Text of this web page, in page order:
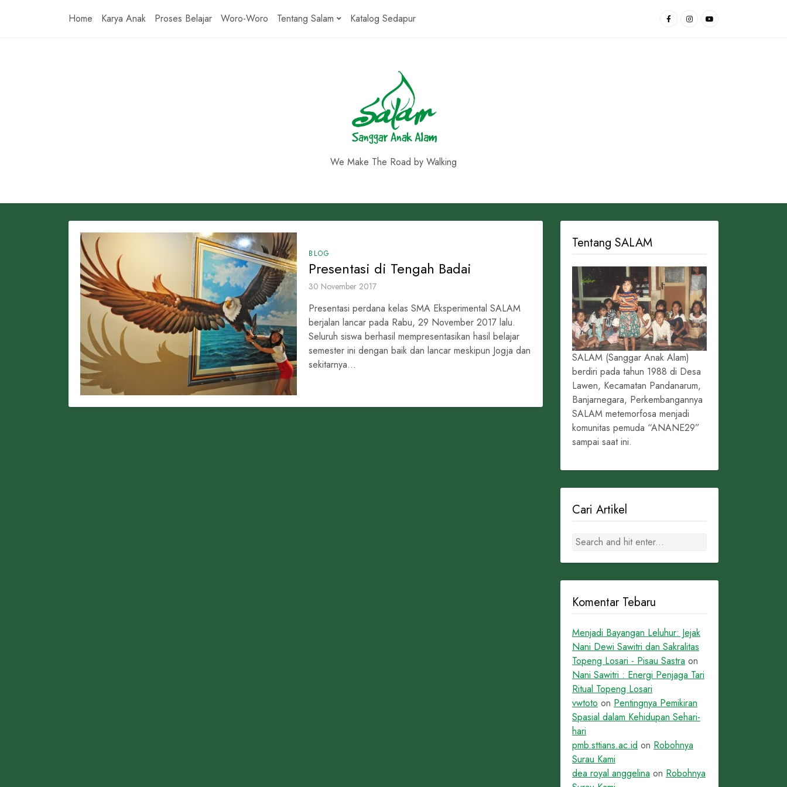
Home Karya Anak Proses Belajar Woro-Woro Tentang Salam Katalog Sedapur
We Make The Road by Walking
BLOG
Presentasi di Tengah Badai
30 November 2017
Presentasi perdana kelas SMA Eksperimental SALAM
berjalan lancar pada Rabu, 29 November 2017 lalu.
Seluruh siswa berhasil mempresentasikan hasil belajar
semester ini dengan baik dan lancar meskipun Jogja dan
sekitarnya...
Tentang SALAM
SALAM (Sanggar Anak Alam)
berdiri pada tahun 1988 di Desa
Lawen, Kecamatan Pandanarum,
Banjarnegara, Perkembangannya
SALAM metemorfosa menjadi
komunitas pemuda “ANANE29”
sampai saat ini.
Cari Artikel
Komentar Tebaru
Menjadi Bayangan Leluhur: Jejak
Nani Dewi Sawitri dan Sakralitas
Topeng Losari - Pisau Sastra on
Nani Sawitri : Energi Penjaga Tari
Ritual Topeng Losari
vwtoto on Pentingnya Pemikiran
Spasial dalam Kehidupan Sehari-
hari
pmb.sttians.ac.id on Robohnya
Surau Kami
dea royal anggelina on Robohnya